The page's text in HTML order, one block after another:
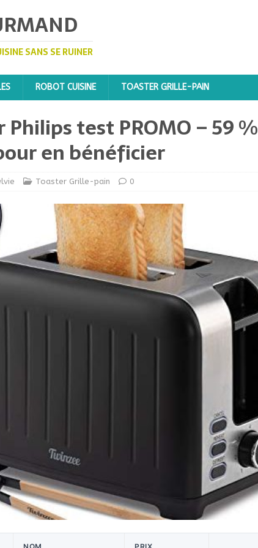
SANS SE RUINER
ROBOT CUISINE TOASTER GRILLE-PAIN
Philips test PROMO – 59 %
en bénéficier
Toaster Grille-pain 0